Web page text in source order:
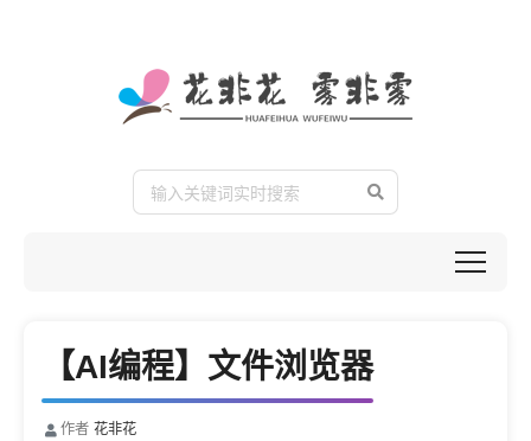
【AI编程】文件浏览器
作者 花非花